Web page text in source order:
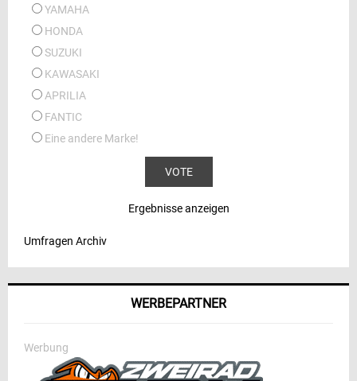
YAMAHA
HONDA
SUZUKI
KAWASAKI
APRILIA
FANTIC
Eine andere Marke!
Ergebnisse anzeigen
Umfragen Archiv
WERBEPARTNER
Werbung